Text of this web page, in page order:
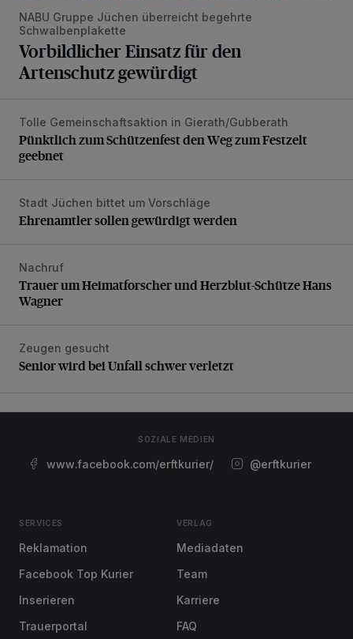
NABU Gruppe Jüchen überreicht begehrte
Schwalbenplakette
Vorbildlicher Einsatz für den
Artenschutz gewürdigt
Pünktlich zum Schützenfest den Weg zum Festzelt
Tolle Gemeinschaftsaktion in Gierath/Gubberath
Pünktlich zum Schützenfest den Weg zum Festzelt
geebnet
Ehrenamtler sollen gewürdigt werden
Stadt Jüchen bittet um Vorschläge
Ehrenamtler sollen gewürdigt werden
Trauer um Heimatforscher und Herzblut-Schütze Hans
Nachruf
Trauer um Heimatforscher und Herzblut-Schütze Hans
Wagner
Senior wird bei Unfall schwer verletzt
Zeugen gesucht
Senior wird bei Unfall schwer verletzt
SOZIALE MEDIEN
www.facebook.com/erftkurier/ @erftkurier
SERVICES
Reklamation
Facebook Top Kurier
Inserieren
Trauerportal
VERLAG
Mediadaten
Team
Karriere
FAQ